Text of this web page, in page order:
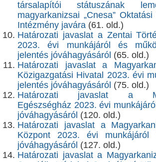
társalapítói státuszának
magyarkanizsai „Cnesa”
Intézmény javára (61. old.)
Határozati javaslat a Zentai
2023. évi munkájáról és
jelentés jóváhagyásáról (65. old.)
Határozati javaslat a
Közigazgatási Hivatal 2023. évi
jelentés jóváhagyásáról (75. old.)
Határozati javaslat a
Egészségház 2023. évi
jóváhagyásáról (120. old.)
Határozati javaslat a
Központ 2023. évi munkájáról
jóváhagyásáról (127. old.)
Határozati javaslat a